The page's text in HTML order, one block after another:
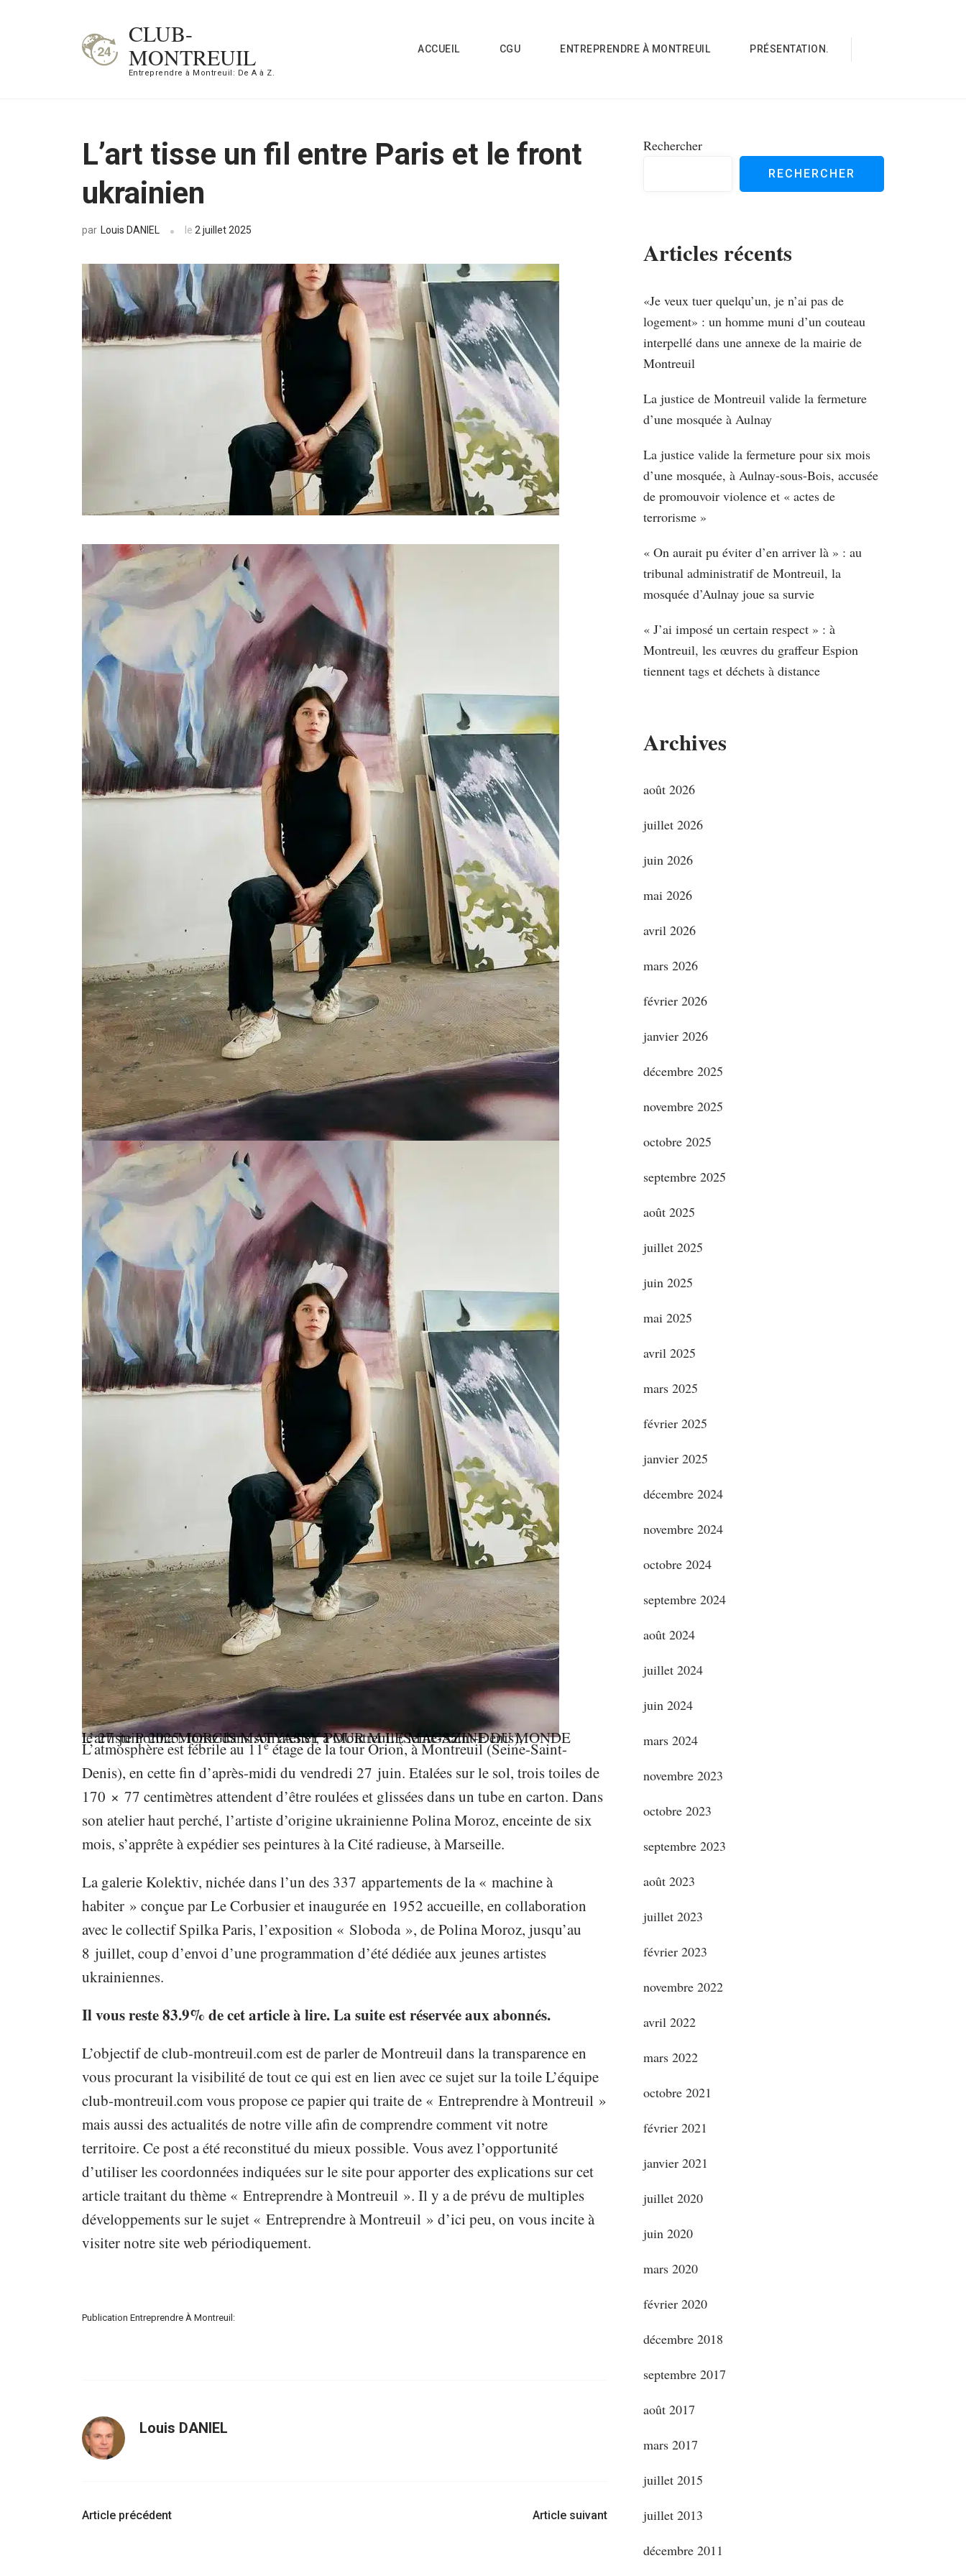
CLUB-
MONTREUIL
Entreprendre à Montreuil: De A à Z.
ACCUEIL CGU ENTREPRENDRE À MONTREUIL PRÉSENTATION.
L’art tisse un fil entre Paris et le front
ukrainien
par Louis DANIEL le 2 juillet 2025
L’artiste Polina Moroz dans son atelier, à Montreuil (Seine-Saint-Denis), le 27 juin 2025.IORGIS MATYASSY POUR M LE MAGAZINE DU MONDE
L’atmosphère est fébrile au 11eétage de la tour Orion, à Montreuil (Seine-Saint-
Denis), en cette fin d’après-midi du vendredi 27 juin. Etalées sur le sol, trois toiles de
170 × 77 centimètres attendent d’être roulées et glissées dans un tube en carton. Dans
son atelier haut perché, l’artiste d’origine ukrainienne Polina Moroz, enceinte de six
mois, s’apprête à expédier ses peintures à la Cité radieuse, à Marseille.
La galerie Kolektiv, nichée dans l’un des 337 appartements de la « machine à
habiter » conçue par Le Corbusier et inaugurée en 1952 accueille, en collaboration
avec le collectif Spilka Paris, l’exposition « Sloboda », de Polina Moroz, jusqu’au
8 juillet, coup d’envoi d’une programmation d’été dédiée aux jeunes artistes
ukrainiennes.
Il vous reste 83.9% de cet article à lire. La suite est réservée aux abonnés.
L’objectif de club-montreuil.com est de parler de Montreuil dans la transparence en
vous procurant la visibilité de tout ce qui est en lien avec ce sujet sur la toile L’équipe
club-montreuil.com vous propose ce papier qui traite de « Entreprendre à Montreuil »
mais aussi des actualités de notre ville afin de comprendre comment vit notre
territoire. Ce post a été reconstitué du mieux possible. Vous avez l’opportunité
d’utiliser les coordonnées indiquées sur le site pour apporter des explications sur cet
article traitant du thème « Entreprendre à Montreuil ». Il y a de prévu de multiples
développements sur le sujet « Entreprendre à Montreuil » d’ici peu, on vous incite à
visiter notre site web périodiquement.
Publication Entreprendre À Montreuil:
Louis DANIEL
Navigation
Article précédent Article suivant
Rechercher
RECHERCHER
Articles récents
«Je veux tuer quelqu’un, je n’ai pas de
logement» : un homme muni d’un couteau
interpellé dans une annexe de la mairie de
Montreuil
La justice de Montreuil valide la fermeture
d’une mosquée à Aulnay
La justice valide la fermeture pour six mois
d’une mosquée, à Aulnay-sous-Bois, accusée
de promouvoir violence et « actes de
terrorisme »
« On aurait pu éviter d’en arriver là » : au
tribunal administratif de Montreuil, la
mosquée d’Aulnay joue sa survie
« J’ai imposé un certain respect » : à
Montreuil, les œuvres du graffeur Espion
tiennent tags et déchets à distance
Archives
août 2026
juillet 2026
juin 2026
mai 2026
avril 2026
mars 2026
février 2026
janvier 2026
décembre 2025
novembre 2025
octobre 2025
septembre 2025
août 2025
juillet 2025
juin 2025
mai 2025
avril 2025
mars 2025
février 2025
janvier 2025
décembre 2024
novembre 2024
octobre 2024
septembre 2024
août 2024
juillet 2024
juin 2024
mars 2024
novembre 2023
octobre 2023
septembre 2023
août 2023
juillet 2023
février 2023
novembre 2022
avril 2022
mars 2022
octobre 2021
février 2021
janvier 2021
juillet 2020
juin 2020
mars 2020
février 2020
décembre 2018
septembre 2017
août 2017
mars 2017
juillet 2015
juillet 2013
décembre 2011